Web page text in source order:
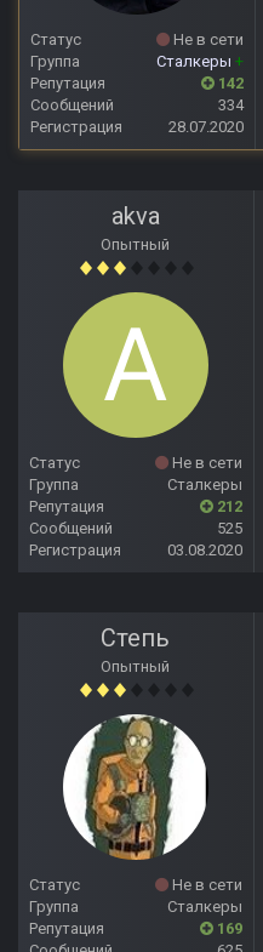
Статус
Не в сети
Группа
Сталкеры +
Репутация
142
Сообщений
334
Регистрация
28.07.2020
akva
Опытный
Статус
Не в сети
Группа
Сталкеры
Репутация
212
Сообщений
525
Регистрация
03.08.2020
Степь
Опытный
Статус
Не в сети
Группа
Сталкеры
Репутация
169